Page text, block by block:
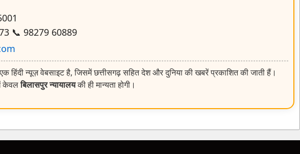
📞 98279 60889
हिंदी न्यूज़ वेबसाइट है, जिसमें छत्तीसगढ़ सहित देश और दुनिया की खबरें प्रकाशित की जाती हैं।
में केवलबिलासपुर न्यायालयकी ही मान्यता होगी।